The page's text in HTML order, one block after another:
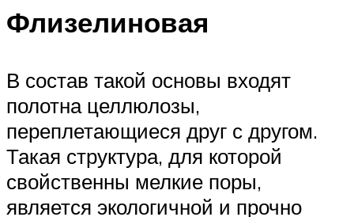
Флизелиновая
В состав такой основы входят
полотна целлюлозы,
переплетающиеся друг с другом.
Такая структура, для которой
свойственны мелкие поры,
является экологичной и прочно